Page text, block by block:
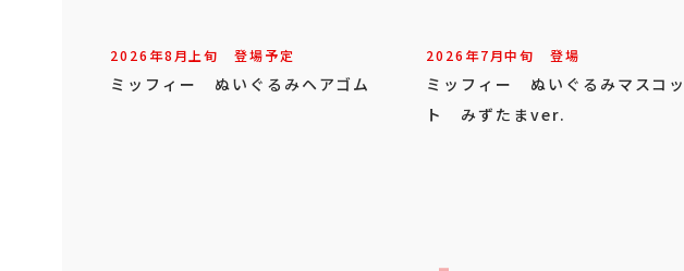
2026年8月上旬 登場予定
ミッフィー ぬいぐるみヘアゴム
2026年7月中旬 登場
ミッフィー ぬいぐるみマスコッ
ト みずたまver.